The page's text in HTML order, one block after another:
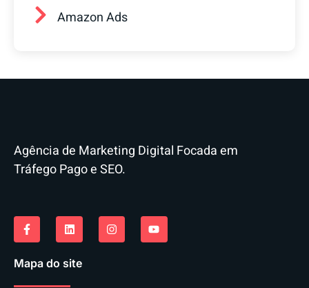
Amazon Ads
Agência de Marketing Digital Focada em
Tráfego Pago e SEO.
Mapa do site